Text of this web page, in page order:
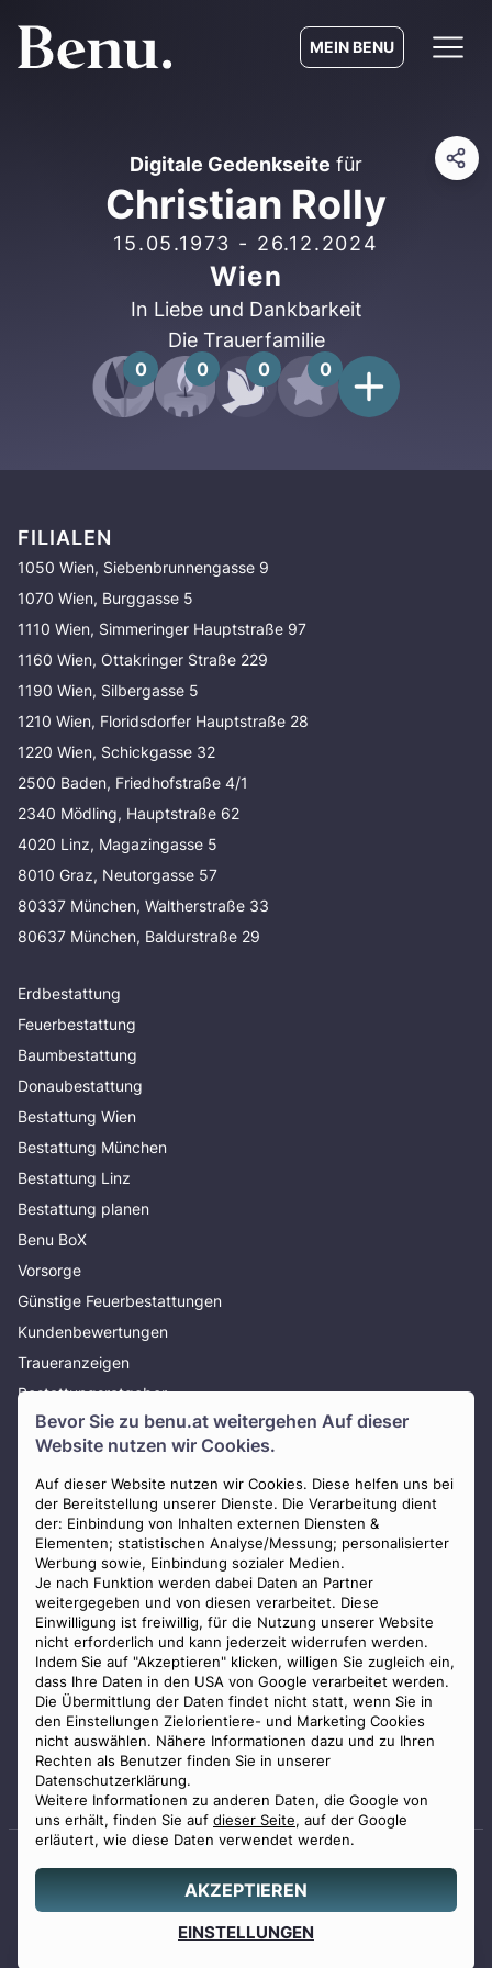
Bevor Sie zu benu.at weitergehen Auf dieser
Website nutzen wir Cookies.
Auf dieser Website nutzen wir Cookies. Diese helfen uns bei
der Bereitstellung unserer Dienste. Die Verarbeitung dient
der: Einbindung von Inhalten externen Diensten &
Elementen; statistischen Analyse/Messung; personalisierter
Werbung sowie, Einbindung sozialer Medien.
Je nach Funktion werden dabei Daten an Partner
weitergegeben und von diesen verarbeitet. Diese
Einwilligung ist freiwillig, für die Nutzung unserer Website
nicht erforderlich und kann jederzeit widerrufen werden.
Indem Sie auf "Akzeptieren" klicken, willigen Sie zugleich ein,
dass Ihre Daten in den USA von Google verarbeitet werden.
Die Übermittlung der Daten findet nicht statt, wenn Sie in
den Einstellungen Zielorientiere- und Marketing Cookies
nicht auswählen. Nähere Informationen dazu und zu Ihren
Rechten als Benutzer finden Sie in unserer
Datenschutzerklärung.
Weitere Informationen zu anderen Daten, die Google von
uns erhält, finden Sie auf dieser Seite, auf der Google
erläutert, wie diese Daten verwendet werden.
AKZEPTIEREN
EINSTELLUNGEN
MEIN BENU
0800 88 44 04
erstellen
Digitale Gedenkseite für
Christian Rolly
15.05.1973 - 26.12.2024
Wien
In Liebe und Dankbarkeit
Die Trauerfamilie
0 0 0 0
FILIALEN
1050 Wien, Siebenbrunnengasse 9
1070 Wien, Burggasse 5
1110 Wien, Simmeringer Hauptstraße 97
1160 Wien, Ottakringer Straße 229
1190 Wien, Silbergasse 5
1210 Wien, Floridsdorfer Hauptstraße 28
1220 Wien, Schickgasse 32
2500 Baden, Friedhofstraße 4/1
2340 Mödling, Hauptstraße 62
4020 Linz, Magazingasse 5
8010 Graz, Neutorgasse 57
80337 München, Waltherstraße 33
80637 München, Baldurstraße 29
Erdbestattung
Feuerbestattung
Baumbestattung
Donaubestattung
Bestattung Wien
Bestattung München
Bestattung Linz
Bestattung planen
Benu BoX
Vorsorge
Günstige Feuerbestattungen
Kundenbewertungen
Traueranzeigen
Bestattungsratgeber
Über uns
Presse
AGB
Impressum
Datenschutz
Widerrufsbelehrung
Zahlungsmöglichkeiten
Staatlich geprüfter
© 2026 Benu GmbH. Alle Rechte vorbehalten.